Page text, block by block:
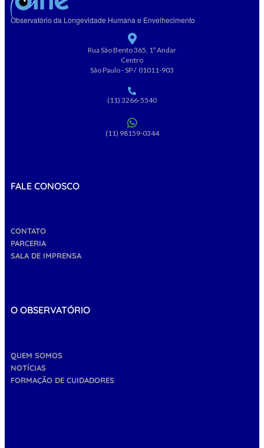
Observatório da Longevidade Humana e Envelhecimento
Rua São Bento 365, 1º Andar
Centro
São Paulo - SP / 01011-903
(11) 3266-5540
(11) 98159-0344
FALE CONOSCO
CONTATO
PARCERIA
SALA DE IMPRENSA
O OBSERVATÓRIO
QUEM SOMOS
NOTÍCIAS
FORMAÇÃO DE CUIDADORES